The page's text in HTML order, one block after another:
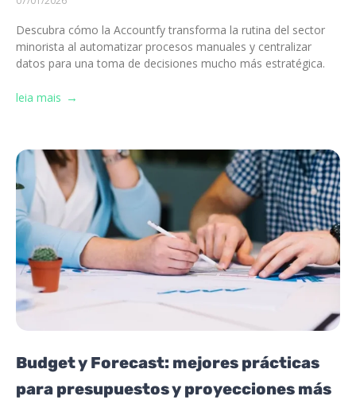
Descubra cómo la Accountfy transforma la rutina del sector
minorista al automatizar procesos manuales y centralizar
datos para una toma de decisiones mucho más estratégica.
leia mais
Budget y Forecast: mejores prácticas
para presupuestos y proyecciones más